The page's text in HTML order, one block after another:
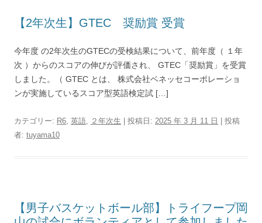
【2年次生】GTEC 奨励賞 受賞
今年度 の2年次生のGTECの受検結果について、前年度（ １年
次 ）からのスコアの伸びが評価され、 GTEC「奨励賞」を受賞
しました。（ GTEC とは、 株式会社ベネッセコーポレーショ
ンが実施しているスコア型英語検定試 […]
カテゴリー: R6, 英語, ２年次生 | 投稿日: 2025 年 3 月 11 日
投稿
者: tuyama10
【男子バスケットボール部】トライフープ岡